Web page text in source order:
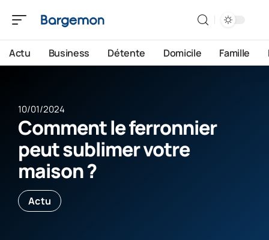
Actu Business Détente Domicile Famille
10/01/2024
Comment le ferronnier
peut sublimer votre
maison ?
Actu